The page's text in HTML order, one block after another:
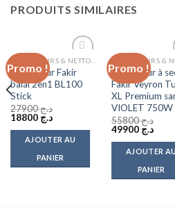
PRODUITS SIMILAIRES
Promo !
Add to
wishlist
Aspirateur Fakir
balai 2en1 BL100
Stick
د.ج27900
Le
initial
était :
د.ج 27900.
د.ج 18800
Le
actuel
est :
AJOUTER AU
PANIER
Promo !
Aspirateur à
Fakir Veyron
XL Premium
VIOLET 750W
د.ج55800
Le
initial
était :
د.ج 55800.
د.ج 49900
Le
actuel
est :
AJOUTER AU
PANIER